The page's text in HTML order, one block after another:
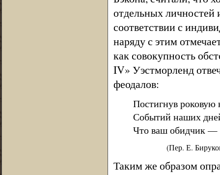
отдельных
соответствии с
наряду с этим
как совокупность
IV» Уэстморленд
феодалов:
Постигнув роковую
Событий наших
Что ваш обидчик —
(Пер. Е.
Таким же образом